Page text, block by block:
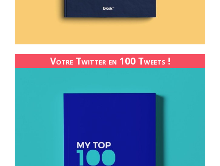
Votre Twitter en 100 Tweets !